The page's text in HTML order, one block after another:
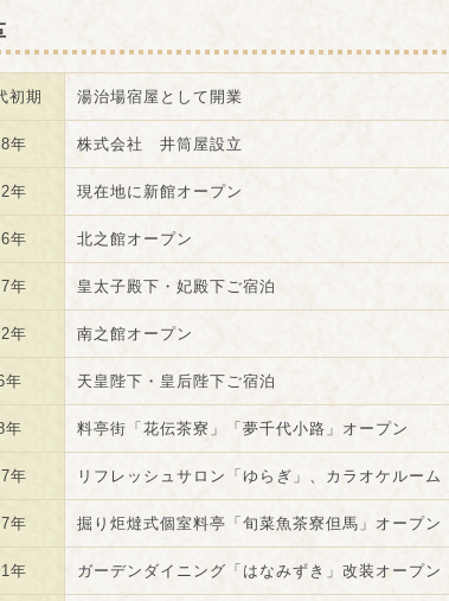
初期 湯治場宿屋として開業
年 株式会社 井筒屋設立
年 現在地に新館オープン
年 北之館オープン
年 皇太子殿下・妃殿下ご宿泊
年 南之館オープン
年 天皇陛下・皇后陛下ご宿泊
年 料亭街「花伝茶寮」「夢千代小路」オープン
年 リフレッシュサロン「ゆらぎ」、カラオケルーム
年 掘り炬燵式個室料亭「旬菜魚茶寮但馬」オープン
年 ガーデンダイニング「はなみずき」改装オープン